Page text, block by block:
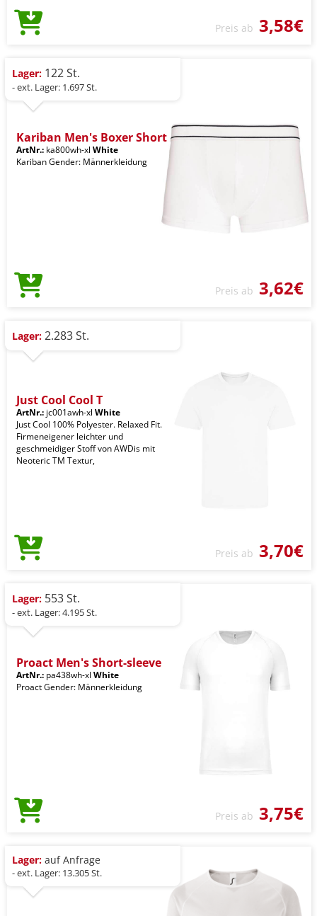
Preis ab 3,58€
Lager: 122 St.
- ext. Lager: 1.697 St.
Kariban Men's Boxer Short
ArtNr.: ka800wh-xl White
Kariban Gender: Männerkleidung
Preis ab 3,62€
Lager: 2.283 St.
Just Cool Cool T
ArtNr.: jc001awh-xl White
Just Cool 100% Polyester. Relaxed Fit.
Firmeneigener leichter und
geschmeidiger Stoff von AWDis mit
Neoteric TM Textur,
Preis ab 3,70€
Lager: 553 St.
- ext. Lager: 4.195 St.
Proact Men's Short-sleeve
ArtNr.: pa438wh-xl White
Proact Gender: Männerkleidung
Preis ab 3,75€
Lager: auf Anfrage
- ext. Lager: 13.305 St.